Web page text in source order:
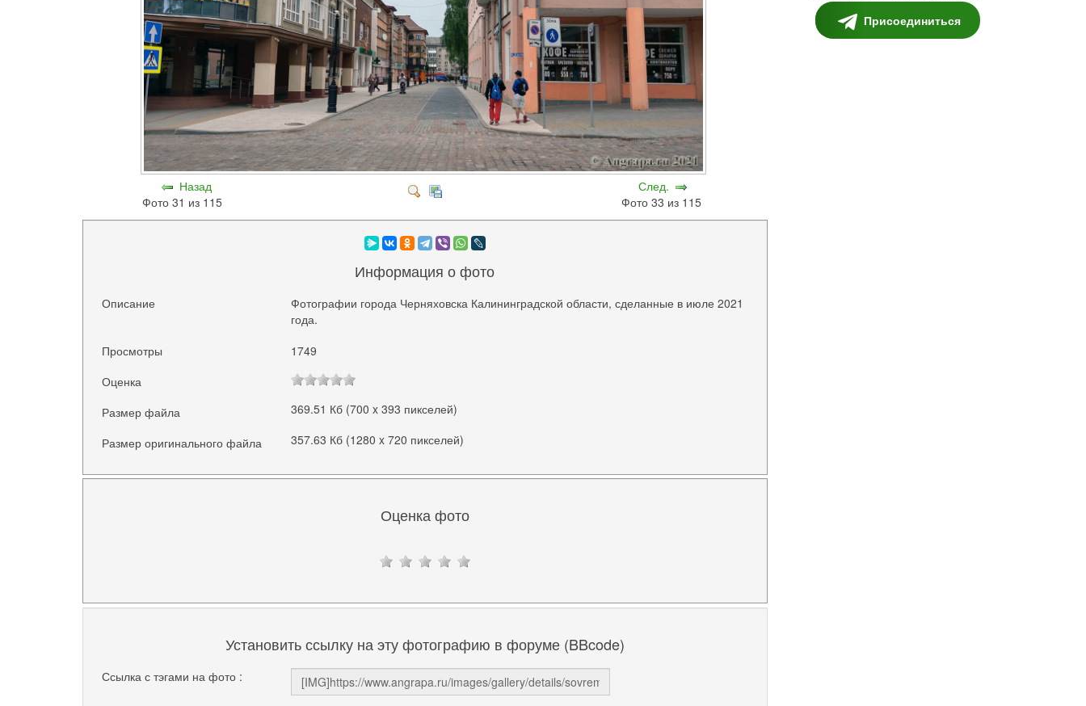
Назад
Фото 31 из 115
След.
Фото 33 из 115
Информация о фото
Описание
Фотографии города Черняховска Калининградской области, сделанные в июле 2021
года.
Просмотры
1749
Оценка
Размер файла
369.51 Кб (700 x 393 пикселей)
Размер оригинального файла 357.63 Кб (1280 x 720 пикселей)
Оценка фото
Установить ссылку на эту фотографию в форуме (BBcode)
Ссылка с тэгами на фото :
Присоединиться